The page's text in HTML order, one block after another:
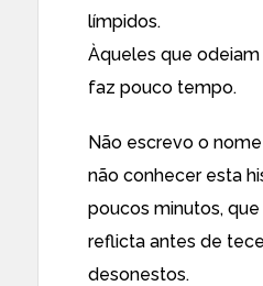
límpidos.
Àqueles que
faz pouco tempo.
Não escrevo o
não conhecer esta
poucos minutos,
reflicta antes de
desonestos.